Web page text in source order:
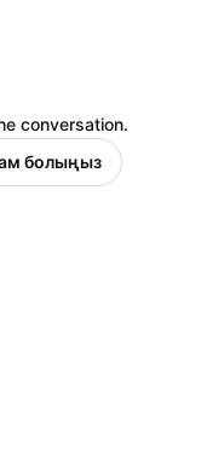
conversation.
болыңыз